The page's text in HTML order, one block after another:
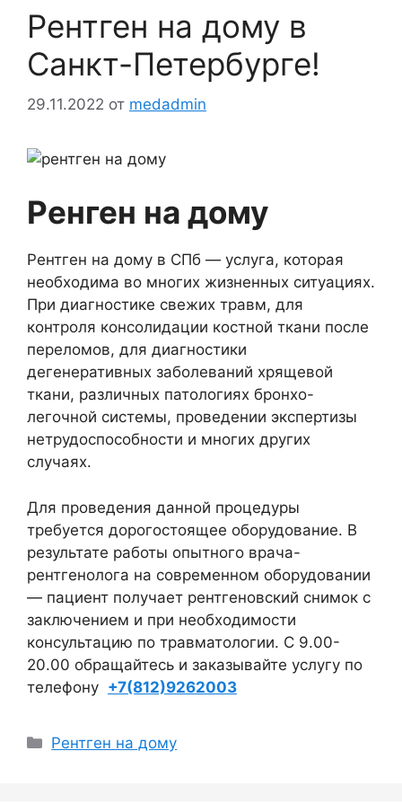
Рентген на дому в
Санкт-Петербурге!
29.11.2022 от medadmin
Ренген на дому
Рентген на дому в СПб — услуга, которая
необходима во многих жизненных ситуациях.
При диагностике свежих травм, для
контроля консолидации костной ткани после
переломов, для диагностики
дегенеративных заболеваний хрящевой
ткани, различных патологиях бронхо-
легочной системы, проведении экспертизы
нетрудоспособности и многих других
случаях.
Для проведения данной процедуры
требуется дорогостоящее оборудование. В
результате работы опытного врача-
рентгенолога на современном оборудовании
— пациент получает рентгеновский снимок с
заключением и при необходимости
консультацию по травматологии. С 9.00-
20.00 обращайтесь и заказывайте услугу по
телефону +7(812)9262003
Рубрики
Рентген на дому